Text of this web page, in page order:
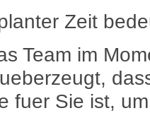
Zeit
Team im
fuer Sie ist,